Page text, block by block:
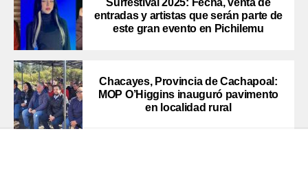
Surfestival 2025: Fecha, venta de
entradas y artistas que serán parte de
este gran evento en Pichilemu
Chacayes, Provincia de Cachapoal:
MOP O’Higgins inauguró pavimento
en localidad rural